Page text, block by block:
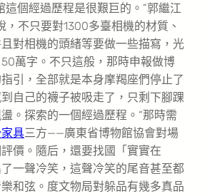
個經過歷程是很艱巨的。”郭繼江
，不只要對1300多臺相機的材質、
對相機的頭緒等要做一些描寫，光
萬字。不只這般，那時申報做博
引，全部就是本身摩羯座們停止了
自己的襪子被吸走了，只剩下腳踝
。探索的一個經過歷程。“那時需
具三方——廣東省博物館協會對場
價。隨后，還要找國「實實在
一聲冷笑，這聲冷笑的尾音甚至都
和弦。度文物局對躲品有幾多真品